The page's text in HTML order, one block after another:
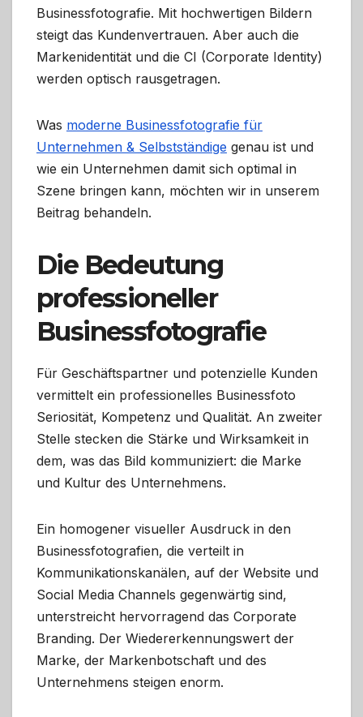
Businessfotografie. Mit hochwertigen Bildern
steigt das Kundenvertrauen. Aber auch die
Markenidentität und die CI (Corporate Identity)
werden optisch rausgetragen.
Was moderne Businessfotografie für
Unternehmen & Selbstständige genau ist und
wie ein Unternehmen damit sich optimal in
Szene bringen kann, möchten wir in unserem
Beitrag behandeln.
Die Bedeutung
professioneller
Businessfotografie
Für Geschäftspartner und potenzielle Kunden
vermittelt ein professionelles Businessfoto
Seriosität, Kompetenz und Qualität. An zweiter
Stelle stecken die Stärke und Wirksamkeit in
dem, was das Bild kommuniziert: die Marke
und Kultur des Unternehmens.
Ein homogener visueller Ausdruck in den
Businessfotografien, die verteilt in
Kommunikationskanälen, auf der Website und
Social Media Channels gegenwärtig sind,
unterstreicht hervorragend das Corporate
Branding. Der Wiedererkennungswert der
Marke, der Markenbotschaft und des
Unternehmens steigen enorm.